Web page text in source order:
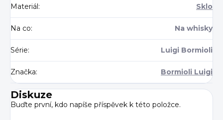
Materiál : Sklo
Na co: Na whisky
Série: Luigi Bormioli
Značka: Bormioli Luigi
Diskuze
Buďte první, kdo napíše příspěvek k této položce.